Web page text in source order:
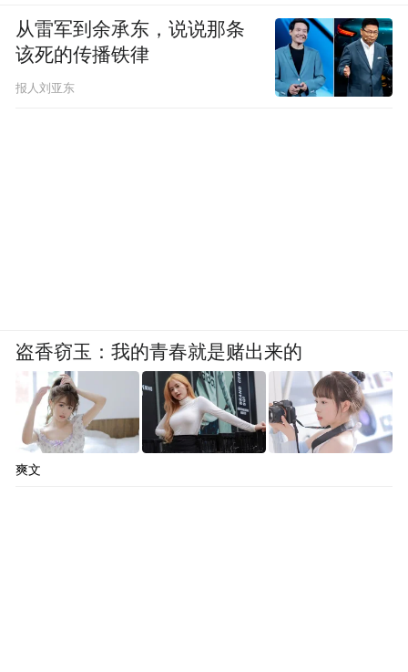
从雷军到余承东，说说那条
该死的传播铁律
报人刘亚东
盗香窃玉：我的青春就是赌出来的
爽文